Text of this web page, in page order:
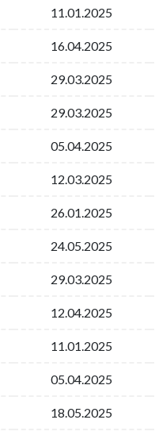
11.01.2025
16.04.2025
29.03.2025
29.03.2025
05.04.2025
12.03.2025
26.01.2025
24.05.2025
29.03.2025
12.04.2025
11.01.2025
05.04.2025
18.05.2025